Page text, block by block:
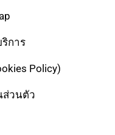
การ
Policy)
ส่วนตัว